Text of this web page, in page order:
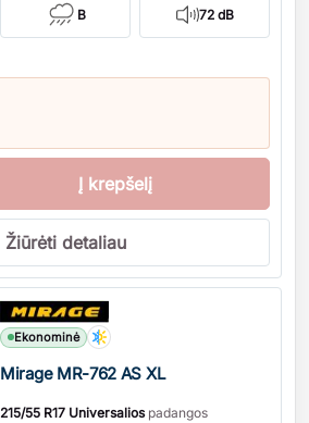
B 72 dB
Į krepšelį
Žiūrėti detaliau
Ekonominė
Mirage MR-762 AS XL
215/55 R17 Universaliospadangos